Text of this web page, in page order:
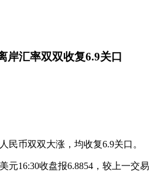
岸汇率双双收复6.9关口
币双双大涨，均收复6.9关口。
16:30收盘报6.8854，较上一交易